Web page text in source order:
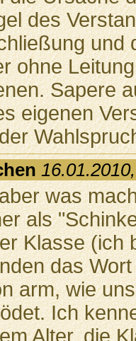
des
und
ohne
Sapere
eigenen
was
als
Klasse (ich
das
arm, wie
Ich
Alter, die